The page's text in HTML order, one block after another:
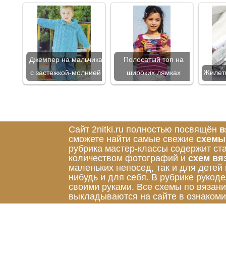
Джемпер на мальчика
с застежкой-молнией
Полосатый топ на
широких лямках
Сайт 2nitki.ru полностью посвящён
сможете найти самые свежие схемы
рубрика мастер-классы содержит
количеством фотографий и схем
маленьких непосед, так и для
нибудь и для себя. В рубрике
своими руками. Все схемы по
выкладываются на сайте в